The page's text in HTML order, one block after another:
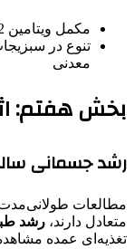
مکمل ویتامین B12 و ویتامین D بر اساس مشورت با پزشک
تنوع در
معدنی
بخش هفتم:
رشد جسمانی
مطالعات طولانی‌مدت
متعادل دارند، رشد
تغذیه‌ای عمده